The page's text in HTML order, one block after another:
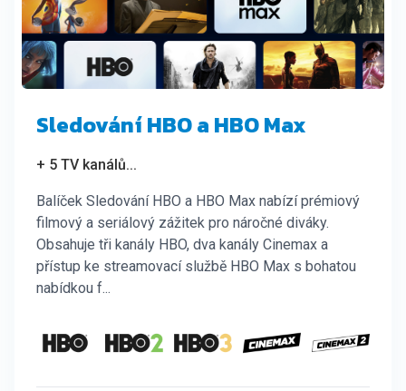
Sledování HBO a HBO Max
+ 5 TV kanálů...
Balíček Sledování HBO a HBO Max nabízí prémiový
filmový a seriálový zážitek pro náročné diváky.
Obsahuje tři kanály HBO, dva kanály Cinemax a
přístup ke streamovací službě HBO Max s bohatou
nabídkou f...